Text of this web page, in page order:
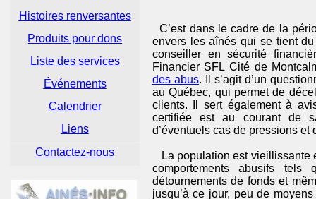
C’est dans le cadre de la
envers les aînés qui se tient
conseiller en sécurité
Financier SFL Cité de
des abus. Il s’agit d’un
au Québec, qui permet de
clients. Il sert également à
certifiée est au courant de
d’éventuels cas de pressions et
La population est vieillissante
comportements abusifs
détournements de fonds et
jusqu’à ce jour, peu de
Calendrier
Histoires renversantes
Produits pour dons
Liste des services
Événements
Contactez-nous
Liens